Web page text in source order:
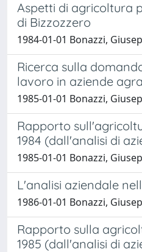
Aspetti di agricoltura
di Bizzozzero
1984-01-01 Bonazzi,
Ricerca sulla
lavoro in aziende
1985-01-01 Bonazzi,
Rapporto
1984 (dall'analisi di
1985-01-01 Bonazzi,
L'analisi aziendale
1986-01-01 Bonazzi,
Rapporto sulla
1985 (dall'analisi di